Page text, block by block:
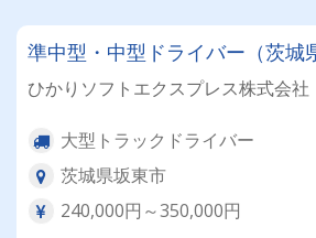
準中型・中型ドライバー（茨城
ひかりソフトエクスプレス株式会社
大型トラックドライバー
茨城県坂東市
240,000円～350,000円